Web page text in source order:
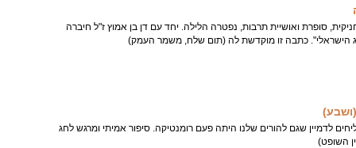
סופרת ואושיית תרבות, נפטרה הלילה. יחד עם דן בן אמוץ ז"ל חיברה
הישראלי". כתבה זו מוקדשת לה (תום שלח, משמר העמק)
לדמיין שגם להורים שלנו היתה פעם רומנטיקה. סיפור אמיתי ומרגש לחג
השופט)